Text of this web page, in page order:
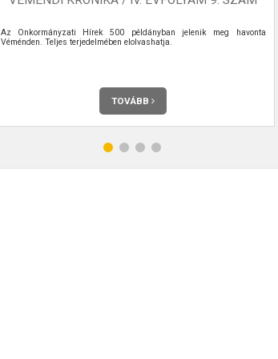
Az Önkormányzati Hírek 500 példányban jelenik meg havonta
Véménden. Teljes terjedelmében elolvashatja.
TOVÁBB